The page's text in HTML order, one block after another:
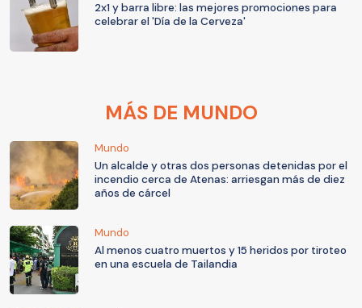
2x1 y barra libre: las mejores promociones para
celebrar el 'Día de la Cerveza'
MÁS DE MUNDO
Mundo
Un alcalde y otras dos personas detenidas por el
incendio cerca de Atenas: arriesgan más de diez
años de cárcel
Mundo
Al menos cuatro muertos y 15 heridos por tiroteo
en una escuela de Tailandia